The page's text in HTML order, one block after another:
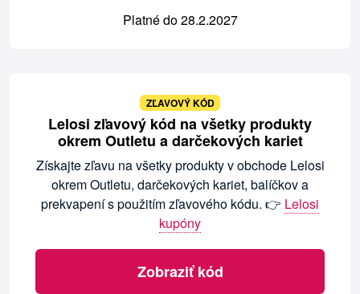
Platné do 28.2.2027
ZĽAVOVÝ KÓD
Lelosi zľavový kód na všetky produkty
okrem Outletu a darčekových kariet
Získajte zľavu na všetky produkty v obchode Lelosi
okrem Outletu, darčekových kariet, balíčkov a
prekvapení s použitím zľavového kódu. 👉 Lelosi
kupóny
Zobraziť kód